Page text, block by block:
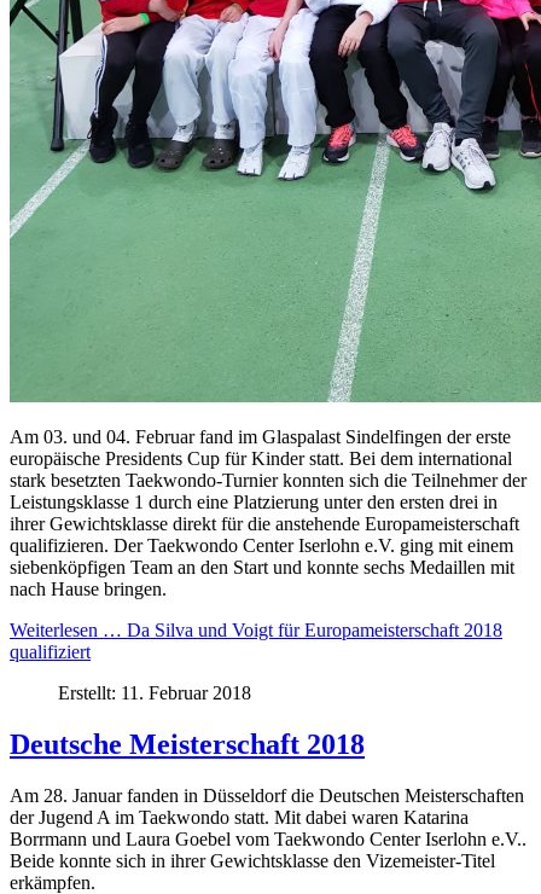
Am 03. und 04. Februar fand im Glaspalast Sindelfingen der erste
europäische Presidents Cup für Kinder statt. Bei dem international
stark besetzten Taekwondo-Turnier konnten sich die Teilnehmer der
Leistungsklasse 1 durch eine Platzierung unter den ersten drei in
ihrer Gewichtsklasse direkt für die anstehende Europameisterschaft
qualifizieren. Der Taekwondo Center Iserlohn e.V. ging mit einem
siebenköpfigen Team an den Start und konnte sechs Medaillen mit
nach Hause bringen.
Weiterlesen … Da Silva und Voigt für Europameisterschaft 2018
qualifiziert
Erstellt: 11. Februar 2018
Deutsche Meisterschaft 2018
Am 28. Januar fanden in Düsseldorf die Deutschen Meisterschaften
der Jugend A im Taekwondo statt. Mit dabei waren Katarina
Borrmann und Laura Goebel vom Taekwondo Center Iserlohn e.V..
Beide konnte sich in ihrer Gewichtsklasse den Vizemeister-Titel
erkämpfen.